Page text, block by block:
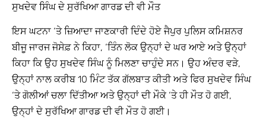
ਸੁਖਦੇਵ ਸਿੰਘ ਦੇ ਸੁਰੱਖਿਆ ਗਾਰਡ ਦੀ ਵੀ ਮੌਤ
ਇਸ ਘਟਨਾ ‘ਤੇ ਜ਼ਿਆਦਾ ਜਾਣਕਾਰੀ ਦਿੰਦੇ ਹੋਏ ਜੈਪੁਰ ਪੁਲਿਸ ਕਮਿਸ਼ਨਰ
ਬੀਜੂ ਜਾਰਜ ਜੋਸੇਫ਼ ਨੇ ਕਿਹਾ, ‘ਤਿੰਨ ਲੋਕ ਉਨ੍ਹਾਂ ਦੇ ਘਰ ਆਏ ਅਤੇ ਉਨ੍ਹਾਂ
ਕਿਹਾ ਕਿ ਉਹ ਸੁਖਦੇਵ ਸਿੰਘ ਨੂੰ ਮਿਲਣਾ ਚਾਹੁੰਦੇ ਸਨ। ਉਹ ਅੰਦਰ ਵੜੇ,
ਉਨ੍ਹਾਂ ਨਾਲ ਕਰੀਬ 10 ਮਿੰਟ ਤੱਕ ਗੱਲਬਾਤ ਕੀਤੀ ਅਤੇ ਫਿਰ ਸੁਖਦੇਵ ਸਿੰਘ
‘ਤੇ ਗੋਲੀਆਂ ਚਲਾ ਦਿੱਤੀਆ ਅਤੇ ਉਨ੍ਹਾਂ ਦੀ ਮੌਕੇ ‘ਤੇ ਹੀ ਮੌਤ ਹੋ ਗਈ,
ਉਨ੍ਹਾਂ ਦੇ ਸੁਰੱਖਿਆ ਗਾਰਡ ਦੀ ਵੀ ਮੌਤ ਹੋ ਗਈ।